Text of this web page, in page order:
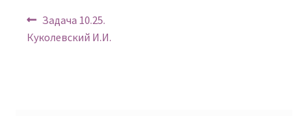
Навигация
по
Предыдущий:
Задача 10.25.
Куколевский И.И.